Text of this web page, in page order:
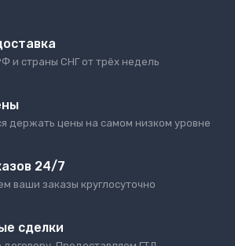
и страны СНГ от трёх недель
держать цены на самом низком уровне
24/7
ваши заказы круглосуточно
сделки